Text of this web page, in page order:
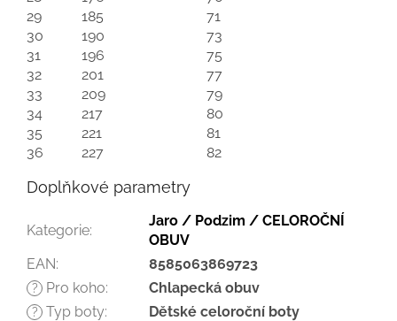
29
185
71
30
190
73
31
196
75
32
201
77
33
209
79
34
217
80
35
221
81
36
227 82
Doplňkové parametry
Kategorie:
Jaro / Podzim / CELOROČNÍ
OBUV
EAN: 8585063869723
? Pro koho: Chlapecká obuv
? Typ boty: Dětské celoroční boty